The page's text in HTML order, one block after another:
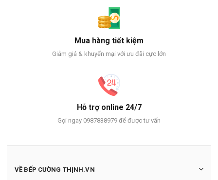
Mua hàng tiết kiệm
Giảm giá & khuyến mại với ưu đãi cực lớn
Hỗ trợ online 24/7
Gọi ngay 0987838979 để được tư vấn
VỀ BẾP CƯỜNG THỊNH.VN